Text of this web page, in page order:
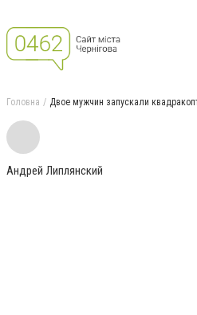
Головна Двое мужчин запускали
Андрей Липлянский